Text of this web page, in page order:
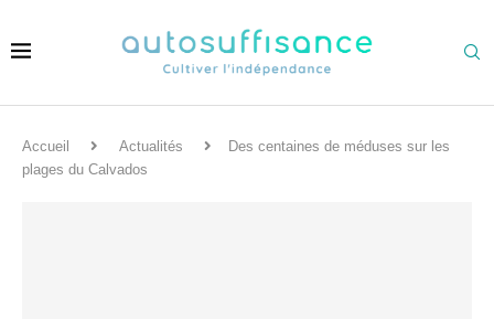
Accueil Actualités
Des centaines de méduses sur les
plages du Calvados